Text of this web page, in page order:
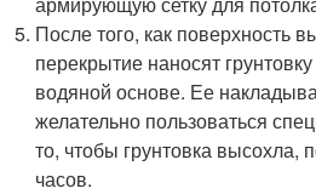
После того, как поверхность
перекрытие наносят
водяной основе. Ее
желательно пользоваться
то, чтобы грунтовка высохла,
часов.